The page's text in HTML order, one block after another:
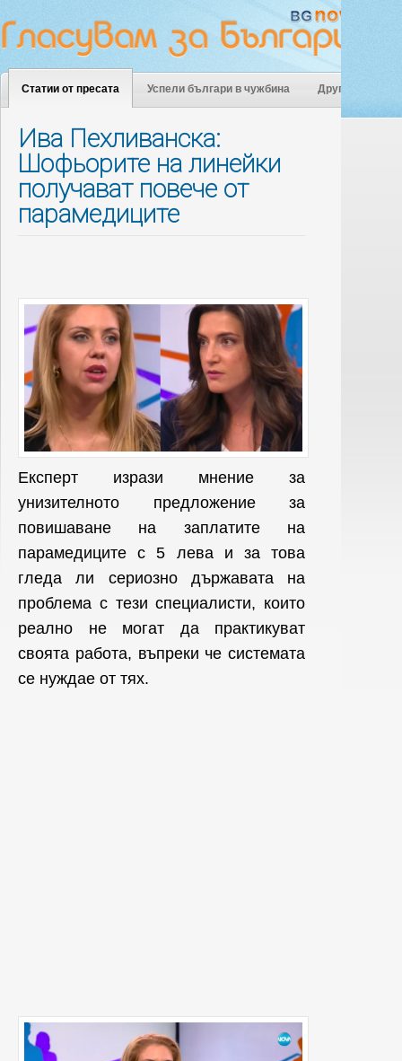
Статии от пресата Успели българи в чужбина Други
Ива Пехливанска:
Шофьорите на линейки
получават повече от
парамедиците
Експерт изрази мнение за
унизителното предложение за
повишаване на заплатите на
парамедиците с 5 лева и за това
гледа ли сериозно държавата на
проблема с тези специалисти, които
реално не могат да практикуват
своята работа, въпреки че системата
се нуждае от тях.